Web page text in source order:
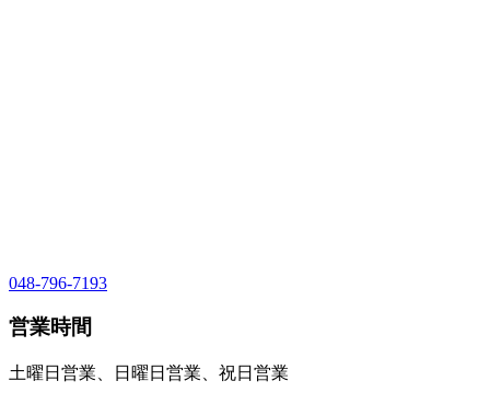
048-796-7193
営業時間
土曜日営業、日曜日営業、祝日営業